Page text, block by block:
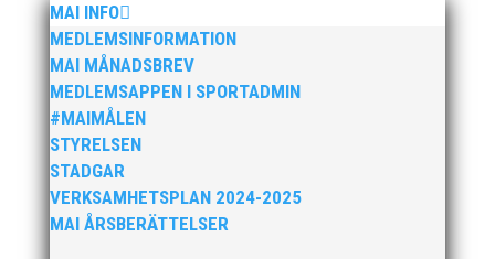
MAI INFO
MEDLEMSINFORMATION
MAI MÅNADSBREV
MEDLEMSAPPEN I SPORTADMIN
#MAIMÅLEN
STYRELSEN
STADGAR
VERKSAMHETSPLAN 2024-2025
MAI ÅRSBERÄTTELSER
Den 16-17 mars är det dags igen för ett MAI
arrangemang. Då anordnar MAI på uppdrag av
Svenska Friidrottsförbundet Götalandsmästerskapen
för 13-14 åringar. De distrikt som ingår i
Götalandsregionen och deltar med lag i
Götalandsmästerskapen är Västsvenska, Göteborg,...